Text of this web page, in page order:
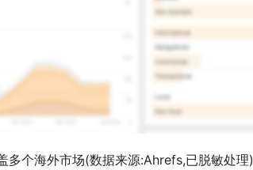
个海外市场(数据来源:Ahrefs,已脱敏处理)